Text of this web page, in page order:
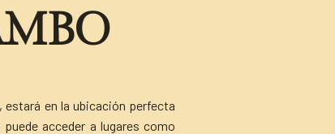
, estará en la ubicación perfecta
puede acceder a lugares como